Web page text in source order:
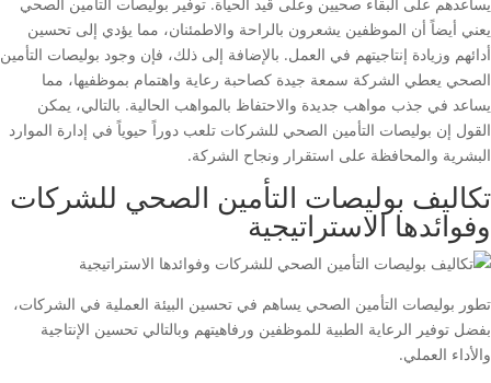
يعني أيضاً أن الموظفين يشعرون بالراحة والاطمئنان، مما يؤدي إلى تحسين
أدائهم وزيادة إنتاجيتهم في العمل. بالإضافة إلى ذلك، فإن وجود بوليصات التأمين
الصحي يعطي الشركة سمعة جيدة كصاحبة رعاية واهتمام بموظفيها، مما
يساعد في جذب مواهب جديدة والاحتفاظ بالمواهب الحالية. بالتالي، يمكن
القول إن بوليصات التأمين الصحي للشركات تلعب دوراً حيوياً في إدارة الموارد
البشرية والمحافظة على استقرار ونجاح الشركة.
تكاليف بوليصات التأمين الصحي للشركات
وفوائدها الاستراتيجية
تطور بوليصات التأمين الصحي يساهم في تحسين البيئة العملية في الشركات،
بفضل توفير الرعاية الطبية للموظفين ورفاهيتهم وبالتالي تحسين الإنتاجية
والأداء العملي.